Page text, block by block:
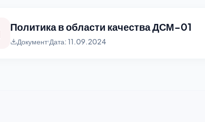
Политика в области качества ДСМ-01
Документ Дата: 11.09.2024